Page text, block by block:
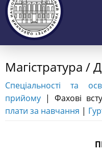
Магістратура /
Спеціальності та
прийому | Фахові
плати за навчання |